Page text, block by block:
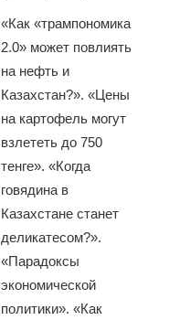
«Как «трампономика
2.0» может повлиять
на нефть и
Казахстан?». «Цены
на картофель могут
взлететь до 750
тенге». «Когда
говядина в
Казахстане станет
деликатесом?».
«Парадоксы
экономической
политики». «Как